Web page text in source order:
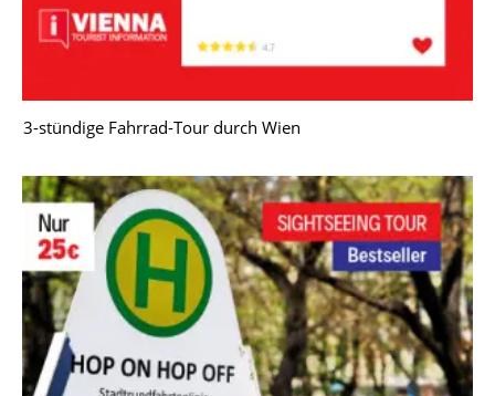
3-stündige Fahrrad-Tour durch Wien